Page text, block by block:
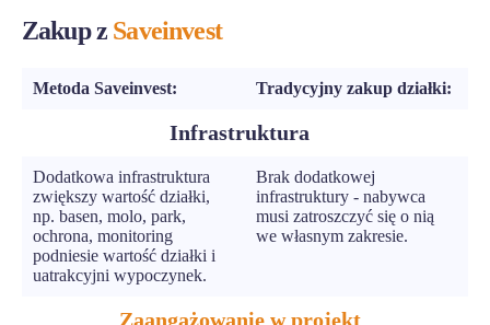
Zakup z Saveinvest
Metoda Saveinvest: Tradycyjny zakup działki:
Infrastruktura
Dodatkowa infrastruktura
zwiększy wartość działki,
np. basen, molo, park,
ochrona, monitoring
podniesie wartość działki i
uatrakcyjni wypoczynek.
Brak dodatkowej
infrastruktury - nabywca
musi zatroszczyć się o nią
we własnym zakresie.
Zaangażowanie w projekt